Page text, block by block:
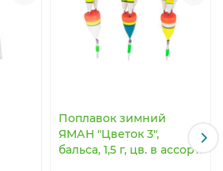
Поплавок зимний
ЯМАН "Цветок 3",
бальса, 1,5 г, цв. в ассорт.